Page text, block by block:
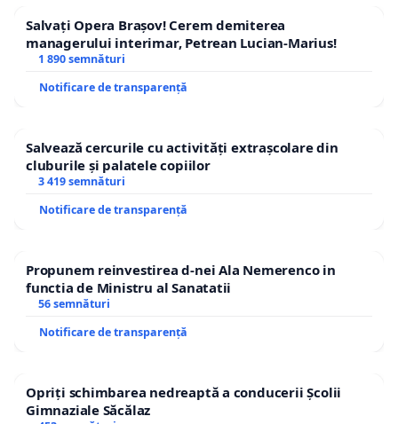
Salvați Opera Brașov! Cerem demiterea
managerului interimar, Petrean Lucian-Marius!
1 890 semnături
Notificare de transparență
Salvează cercurile cu activități extrașcolare din
cluburile și palatele copiilor
3 419 semnături
Notificare de transparență
Propunem reinvestirea d-nei Ala Nemerenco in
functia de Ministru al Sanatatii
56 semnături
Notificare de transparență
Opriți schimbarea nedreaptă a conducerii Școlii
Gimnaziale Săcălaz